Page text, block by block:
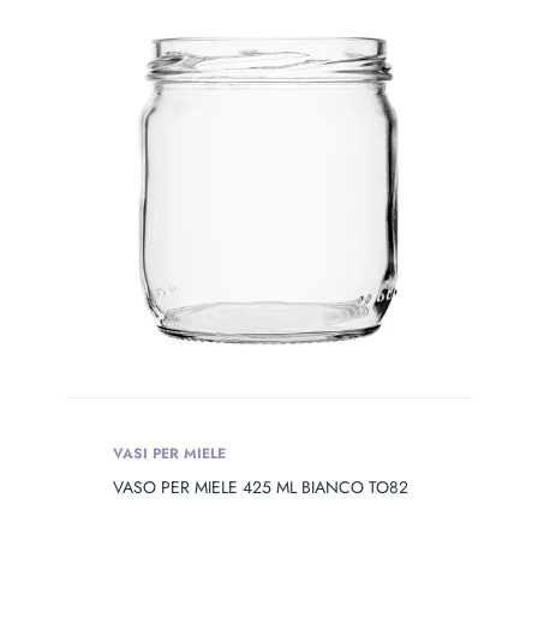
VASI PER MIELE
VASO PER MIELE 425 ML BIANCO TO82